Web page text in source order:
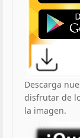
Descarga
disfrutar de
la imagen.